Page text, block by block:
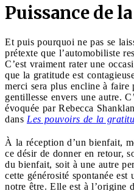
Puissance de
Et puis pourquoi ne pas se
prétexte que l’automobiliste
C’est vraiment rater une
que la gratitude est
merci sera plus encline à faire
gentillesse envers une autre.
évoquée par Rebecca
dans Les pouvoirs de la
À la réception d’un bienfait,
ce désir de donner en retour,
du bienfait, soit à une autre
cette générosité spontanée
notre être. Elle est à l’origine